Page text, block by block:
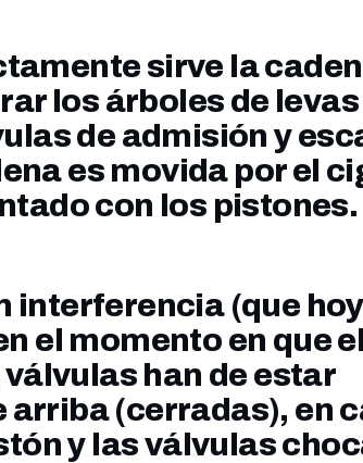
sirve la
los árboles de
de admisión y
es movida por el
con los pistones.
interferencia (que
el momento en que
han de estar
(cerradas), en
y las válvulas